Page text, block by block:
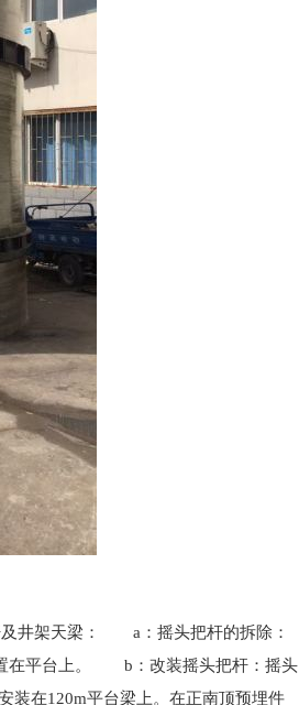
井架天梁： a：摇头把杆的拆除：
置在平台上。 b：改装摇头把杆：摇头
装在120m平台梁上。在正南顶预埋件